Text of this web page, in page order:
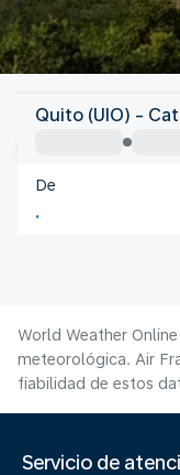
Italia
Catania
Italia
Quito (UIO) -
De
World Weather
meteorológica. Air
fiabilidad de estos
Servicio de